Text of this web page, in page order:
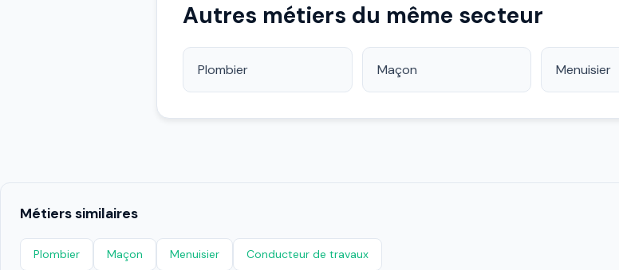
Autres métiers du même secteur
Plombier Maçon Menuisier
Métiers similaires
Plombier Maçon Menuisier Conducteur de travaux